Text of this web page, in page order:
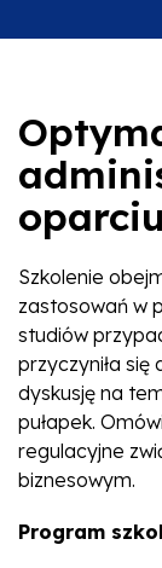
Szkolenie
zastosowań w
studiów
przyczyniła
dyskusję na
pułapek.
regulacyjne
biznesowym.
Program